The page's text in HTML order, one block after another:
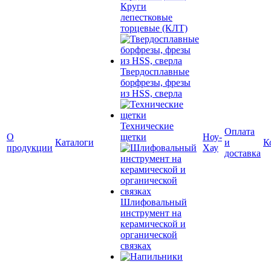
О
продукции
Каталоги
Круги
лепестковые
торцевые (КЛТ)
Твердосплавные
борфрезы, фрезы
из HSS, сверла
Технические
щетки
Шлифовальный
инструмент на
керамической и
органической
связках
Ноу-
Хау
Оплата
и
доставка